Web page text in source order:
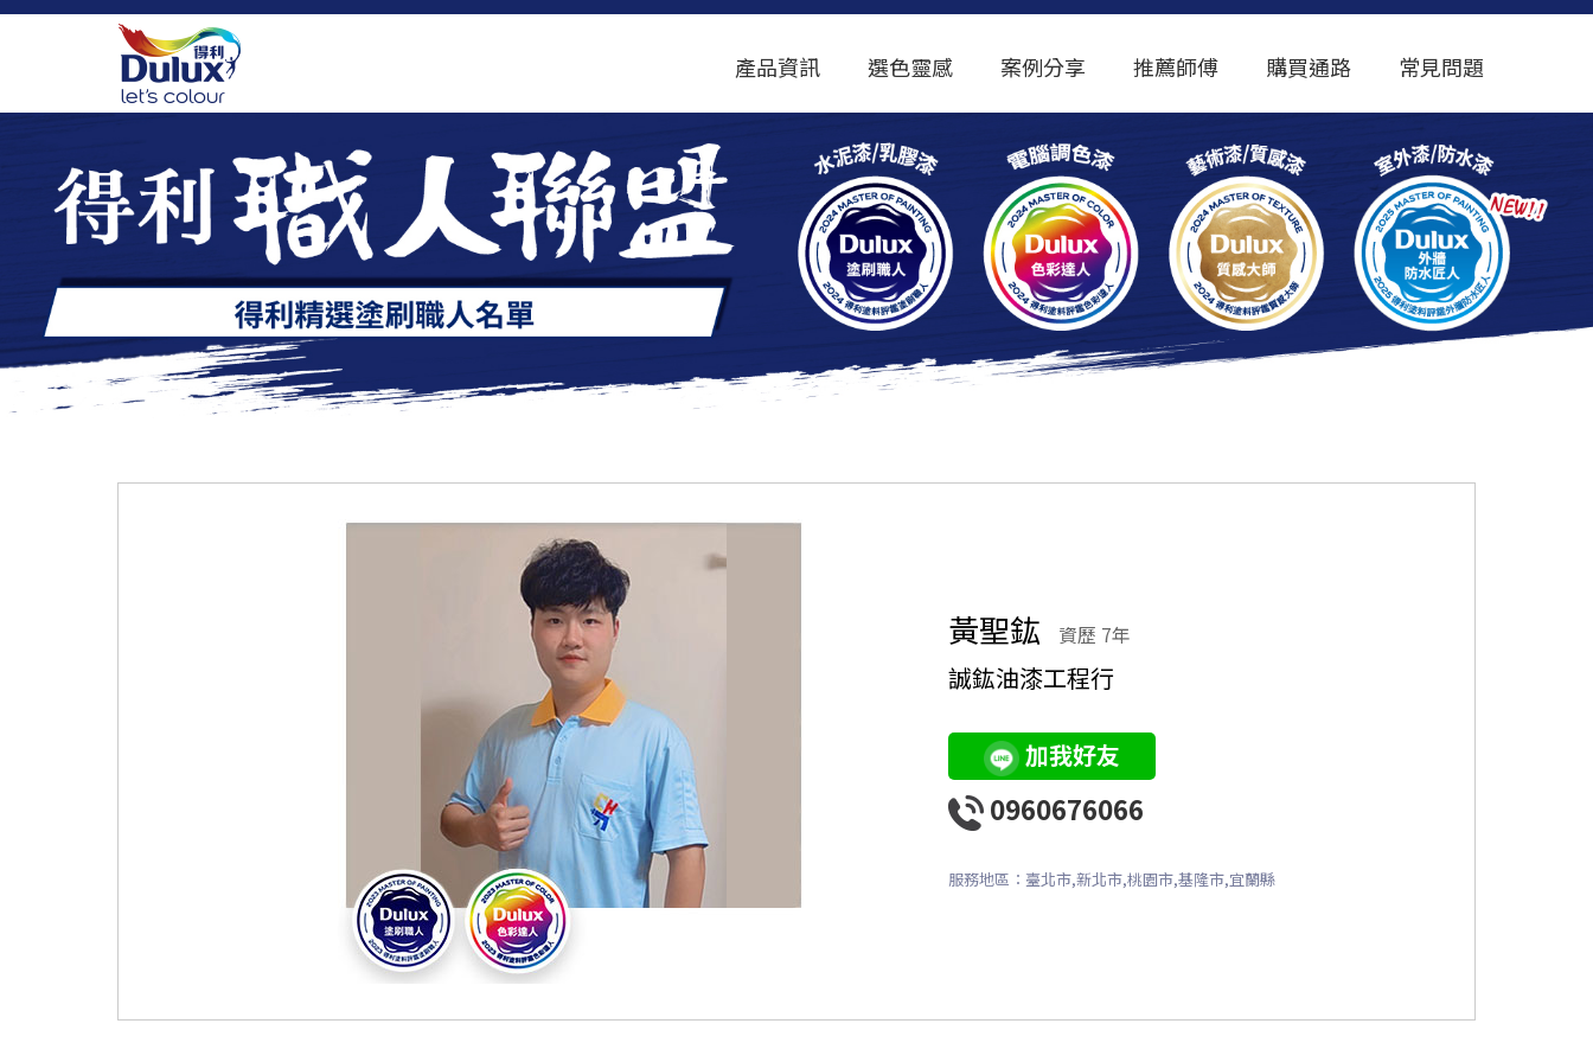
產品資訊 選色靈感 案例分享 推薦師傅 購買通路 常見問題
黃聖鈜 資歷 7年
誠鈜油漆工程行
加我好友
0960676066
服務地區：臺北市,新北市,桃園市,基隆市,宜蘭縣